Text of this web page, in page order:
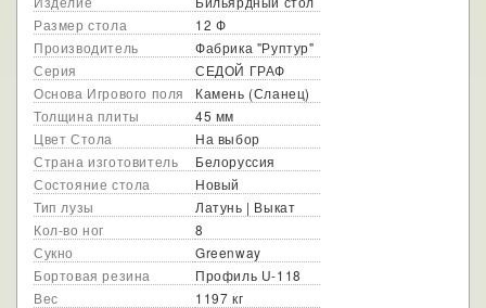
Размер стола
12 Ф
Производитель
Фабрика "Руптур"
Серия
СЕДОЙ ГРАФ
Основа Игрового поля
Камень (Сланец)
Толщина плиты
45 мм
Цвет Стола
На выбор
Страна изготовитель
Белоруссия
Состояние стола
Новый
Тип лузы
Латунь | Выкат
Кол-во ног
8
Сукно
Greenway
Бортовая резина
Профиль U-118
Вес
1197 кг